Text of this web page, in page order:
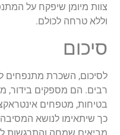
צוות מיומן שיפקח על
וללא טרחה לכולם.
סיכום
לסיכום, השכרת מתנפחים
רבים. הם מספקים בידור,
בטיחות, מטפחים
כך שיתאימו לנושא